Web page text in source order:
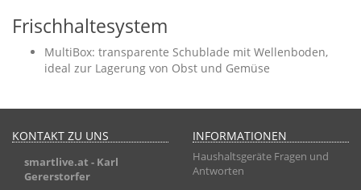
Frischhaltesystem
MultiBox: transparente Schublade mit Wellenboden,
ideal zur Lagerung von Obst und Gemüse
KONTAKT ZU UNS
smartlive.at - Karl
Gererstorfer
INFORMATIONEN
Haushaltsgeräte Fragen und
Antworten